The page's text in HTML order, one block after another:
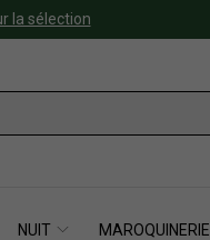
la sélection
NUIT MAROQUINERIE